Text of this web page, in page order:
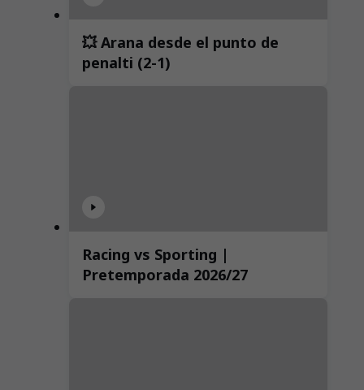
💥 Arana desde el punto de
penalti (2-1)
Racing vs Sporting |
Pretemporada 2026/27